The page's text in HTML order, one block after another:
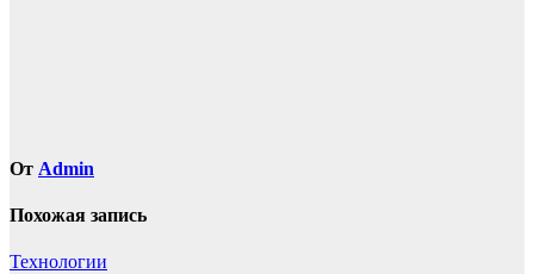
От Admin
Похожая запись
Технологии